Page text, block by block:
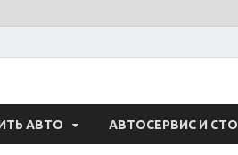
— Авто
АВТО АВТОСЕРВИС И СТО